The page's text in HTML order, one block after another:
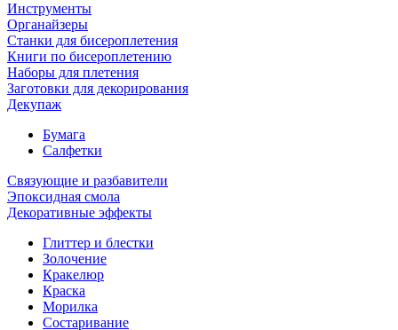
Инструменты
Органайзеры
Станки для бисероплетения
Книги по бисероплетению
Наборы для плетения
Заготовки для декорирования
Декупаж
Бумага
Салфетки
Связующие и разбавители
Эпоксидная смола
Декоративные эффекты
Глиттер и блестки
Золочение
Кракелюр
Краска
Морилка
Состаривание